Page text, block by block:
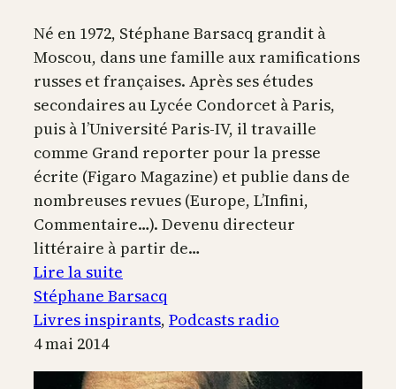
Né en 1972, Stéphane Barsacq grandit à
Moscou, dans une famille aux ramifications
russes et françaises. Après ses études
secondaires au Lycée Condorcet à Paris,
puis à l’Université Paris-IV, il travaille
comme Grand reporter pour la presse
écrite (Figaro Magazine) et publie dans de
nombreuses revues (Europe, L’Infini,
Commentaire…). Devenu directeur
littéraire à partir de…
Lire la suite
La
poésie
langage
Stéphane Barsacq
Livres inspirants, Podcasts radio
4 mai 2014